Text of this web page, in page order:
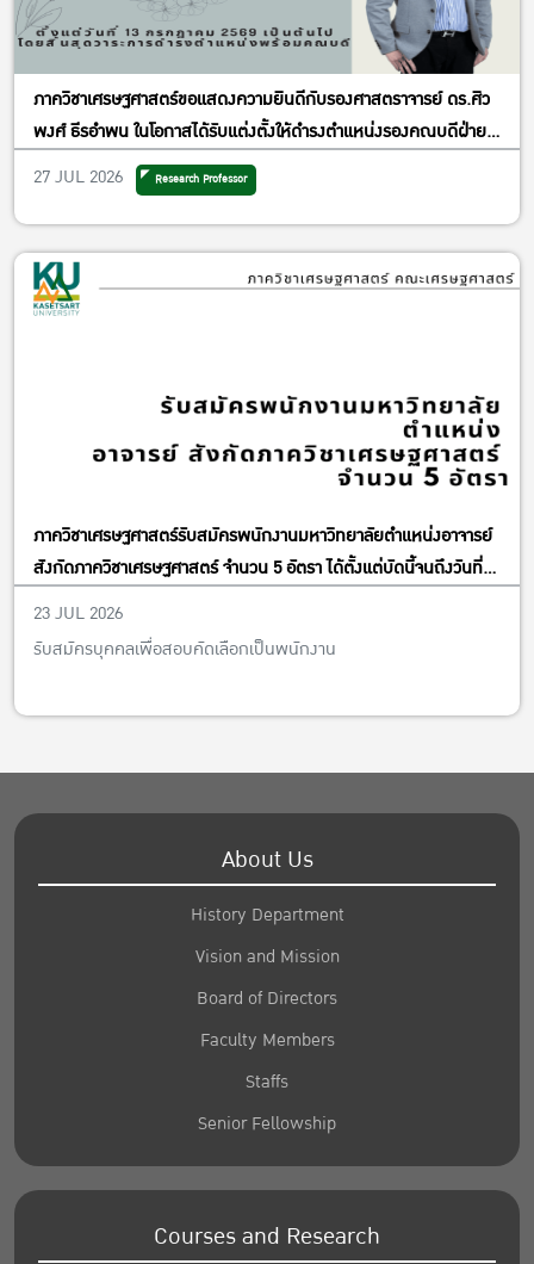
ภาควิชาเศรษฐศาสตร์ขอแสดงความยินดีกับรองศาสตราจารย์ ดร.ศิว
พงศ์ ธีรอำพน ในโอกาสได้รับแต่งตั้งให้ดำรงตำแหน่งรองคณบดีฝ่าย
วิจัยและพันธกิจเพื่อสังคม
27 JUL 2026 Research Professor
ภาควิชาเศรษฐศาสตร์รับสมัครพนักงานมหาวิทยาลัยตำแหน่งอาจารย์
สังกัดภาควิชาเศรษฐศาสตร์ จำนวน 5 อัตรา ได้ตั้งแต่บัดนี้จนถึงวันที่
13 พฤศจิกายน พ.ศ. 2569
23 JUL 2026
รับสมัครบุคคลเพื่อสอบคัดเลือกเป็นพนักงาน
About Us
History Department
Vision and Mission
Board of Directors
Faculty Members
Staffs
Senior Fellowship
Courses and Research